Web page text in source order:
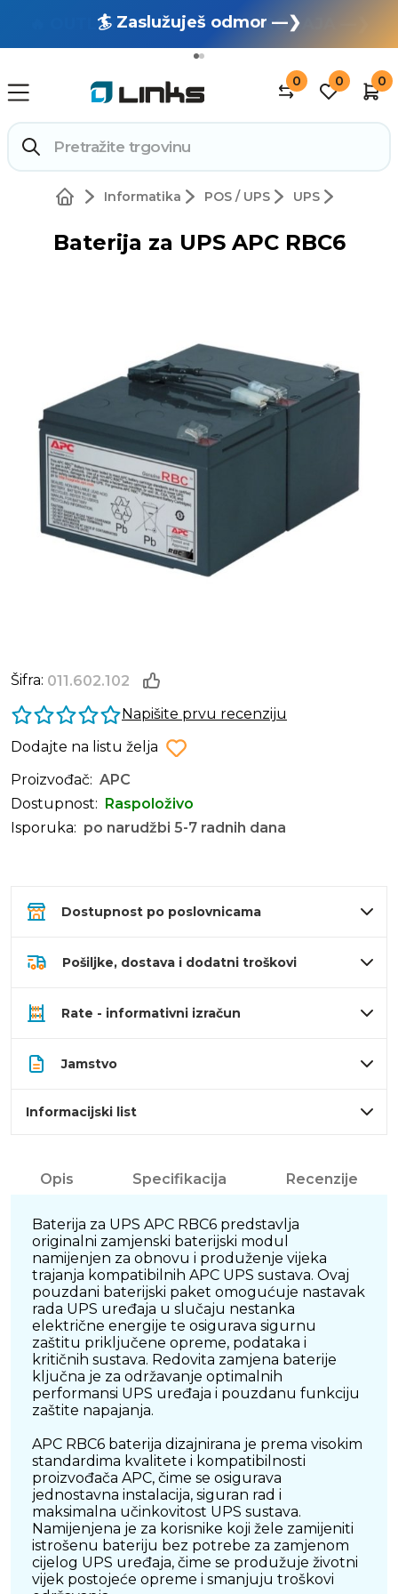
🏄 Zaslužuješ odmor —❯
🔥 OUTLET: TOTALNA RASPRODAJA —❯
0 0 0
Informatika POS / UPS UPS
Baterija za UPS APC RBC6
Šifra: 011.602.102
Napišite prvu recenziju
Dodajte na listu želja
Proizvođač: APC
Dostupnost:
Raspoloživo
Isporuka: po narudžbi 5-7 radnih dana
Dostupnost po poslovnicama
Pošiljke, dostava i dodatni troškovi
Rate - informativni izračun
Jamstvo
Informacijski list
Opis Specifikacija Recenzije
Baterija za UPS APC RBC6 predstavlja
originalni zamjenski baterijski modul
namijenjen za obnovu i produženje vijeka
trajanja kompatibilnih APC UPS sustava. Ovaj
pouzdani baterijski paket omogućuje nastavak
rada UPS uređaja u slučaju nestanka
električne energije te osigurava sigurnu
zaštitu priključene opreme, podataka i
kritičnih sustava. Redovita zamjena baterije
ključna je za održavanje optimalnih
performansi UPS uređaja i pouzdanu funkciju
zaštite napajanja.
APC RBC6 baterija dizajnirana je prema visokim
standardima kvalitete i kompatibilnosti
proizvođača APC, čime se osigurava
jednostavna instalacija, siguran rad i
maksimalna učinkovitost UPS sustava.
Namijenjena je za korisnike koji žele zamijeniti
istrošenu bateriju bez potrebe za zamjenom
cijelog UPS uređaja, čime se produžuje životni
vijek postojeće opreme i smanjuju troškovi